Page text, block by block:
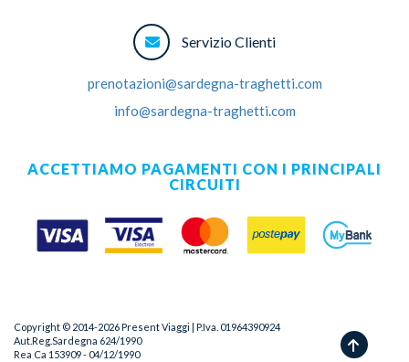
Servizio Clienti
prenotazioni@sardegna-traghetti.com
info@sardegna-traghetti.com
ACCETTIAMO PAGAMENTI CON I PRINCIPALI
CIRCUITI
Copyright © 2014-2026Present Viaggi | P.Iva. 01964390924
Aut.Reg.Sardegna 624/1990
Rea Ca 153909 - 04/12/1990